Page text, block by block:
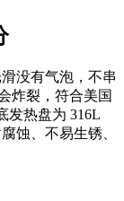
没有气泡，不串
炸裂，符合美国
发热盘为 316L
蚀、不易生锈、